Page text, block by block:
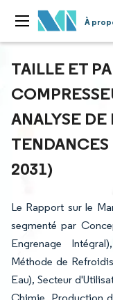
À
TAILLE ET
ANALYSE
2031)
Le Rapport sur le
segmenté par
Engrenage
Méthode de
Eau), Secteur